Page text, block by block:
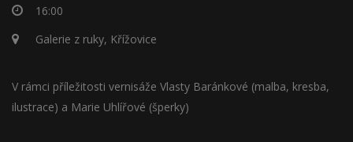
16:00
Galerie z ruky, Křížovice
V rámci příležitosti vernisáže Vlasty Baránkové (malba, kresba,
ilustrace) a Marie Uhlířové (šperky)